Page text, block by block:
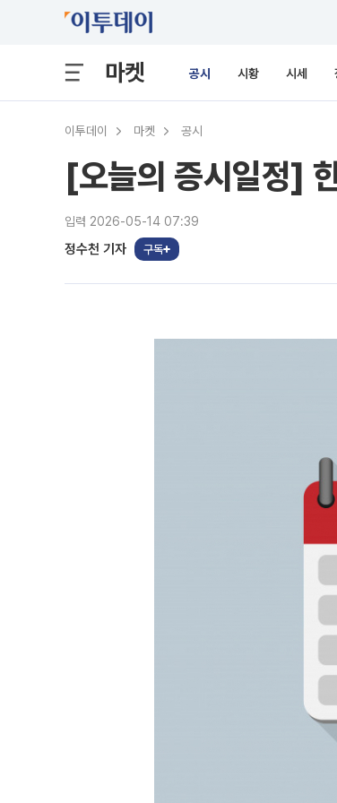
마켓 공시 시황 시세
이투데이 마켓 공시
[오늘의 증시일정]
입력 2026-05-14 07:39
정수천 기자 구독